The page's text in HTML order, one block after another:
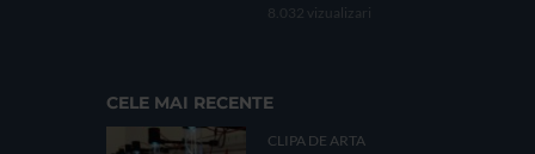
8.032 vizualizari
CELE MAI RECENTE
CLIPA DE ARTA